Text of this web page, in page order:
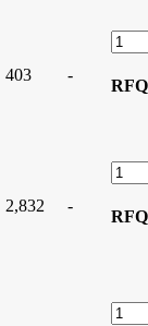
403 -
RFQ
2,832 -
RFQ